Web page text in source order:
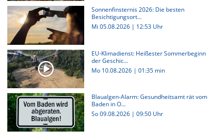
Sonnenfinsternis 2026: Die besten
Besichtigungsort...
Mi 05.08.2026 | 12:53 Uhr
EU-Klimadienst: Heißester Sommerbeginn
der Geschic...
Mo 10.08.2026 |01:35 min
Blaualgen-Alarm: Gesundheitsamt rät vom
Baden in O...
So 09.08.2026 | 09:50 Uhr